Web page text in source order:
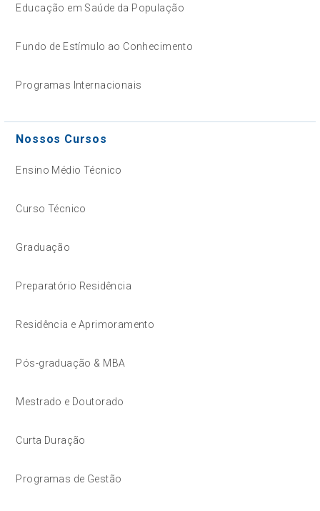
Educação em Saúde da População
Fundo de Estímulo ao Conhecimento
Programas Internacionais
Nossos Cursos
Ensino Médio Técnico
Curso Técnico
Graduação
Preparatório Residência
Residência e Aprimoramento
Pós-graduação & MBA
Mestrado e Doutorado
Curta Duração
Programas de Gestão